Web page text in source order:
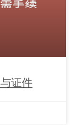
证件